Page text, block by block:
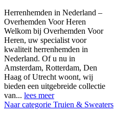
Herrenhemden in Nederland –
Overhemden Voor Heren
Welkom bij Overhemden Voor
Heren, uw specialist voor
kwaliteit herrenhemden in
Nederland. Of u nu in
Amsterdam, Rotterdam, Den
Haag of Utrecht woont, wij
bieden een uitgebreide collectie
van... lees meer
Naar categorie Truien & Sweaters